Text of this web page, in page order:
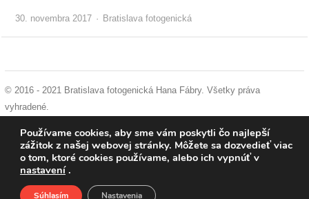
petície
z
médií
vychádzky
knihy
30. novembra 2017 Bratislava fotogenická
© 2016 - 2021 Bratislava fotogenická Hana Fábry. Všetky práva
vyhradené.
cookies
Používame cookies, aby sme vám poskytli čo najlepší
zážitok z našej webovej stránky. Môžete sa dozvedieť viac
o tom, ktoré cookies používame, alebo ich vypnúť v
nastavení .
Súhlasím Nastavenia